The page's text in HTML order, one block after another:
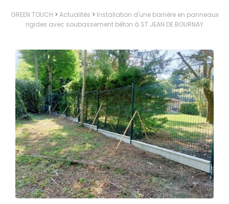
GREEN TOUCH > Actualités > Installation d'une barrière en panneaux
rigides avec soubassement béton à ST JEAN DE BOURNAY